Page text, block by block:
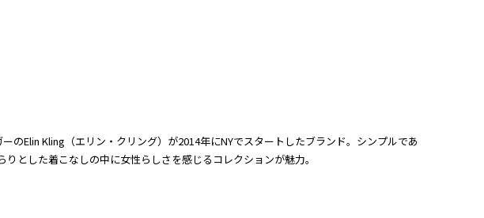
Elin Kling（エリン・クリング）が2014年にNYでスタートしたブランド。シンプルであ
とした着こなしの中に女性らしさを感じるコレクションが魅力。